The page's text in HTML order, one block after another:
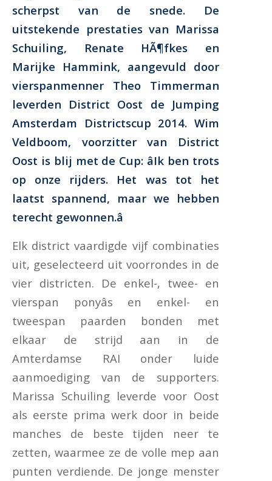
scherpst van de snede. De
uitstekende prestaties van Marissa
Schuiling, Renate HÃ¶fkes en
Marijke Hammink, aangevuld door
vierspanmenner Theo Timmerman
leverden District Oost de Jumping
Amsterdam Districtscup 2014. Wim
Veldboom, voorzitter van District
Oost is blij met de Cup: âIk ben trots
op onze rijders. Het was tot het
laatst spannend, maar we hebben
terecht gewonnen.â
Elk district vaardigde vijf combinaties
uit, geselecteerd uit voorrondes in de
vier districten. De enkel-, twee- en
vierspan ponyâs en enkel- en
tweespan paarden bonden met
elkaar de strijd aan in de
Amterdamse RAI onder luide
aanmoediging van de supporters.
Marissa Schuiling leverde voor Oost
als eerste prima werk door in beide
manches de beste tijden neer te
zetten, waarmee ze de volle mep aan
punten verdiende. De jonge menster